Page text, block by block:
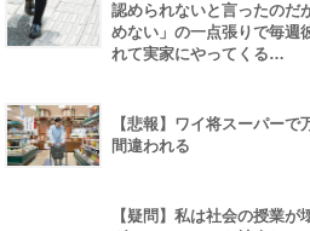
認められないと言ったのだ
めない」の一点張りで毎週
れて実家にやってくる…
【悲報】ワイ将スーパーで
間違われる
【疑問】私は社会の授業が